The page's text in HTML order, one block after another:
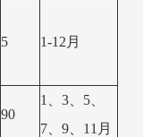
5 1-12月
90
1、3、5、
7、9、11月